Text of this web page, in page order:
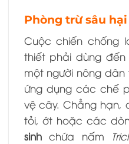
Phòng trừ sâu
Cuộc chiến chống
thiết phải dùng
một người nông
ứng dụng các chế
vệ cây. Chẳng hạn,
tỏi, ớt hoặc các
sinhchứa nấm